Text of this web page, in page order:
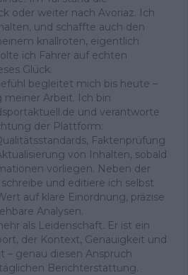
oder weiter nach Avoriaz. Ich
und schaffte auch den
knallroten, eigentlich
ich Fahrer auf echten
Glück.
begleitet mich bis heute –
meiner Arbeit. Ich bin
und verantworte
der Plattform:
Faktenprüfung
von Inhalten, sobald
vorliegen. Neben der
und editiere ich selbst
auf klare Einordnung, präzise
Analysen.
als Leidenschaft. Er ist ein
der Kontext, Genauigkeit und
– genau diesen Anspruch
Berichterstattung.